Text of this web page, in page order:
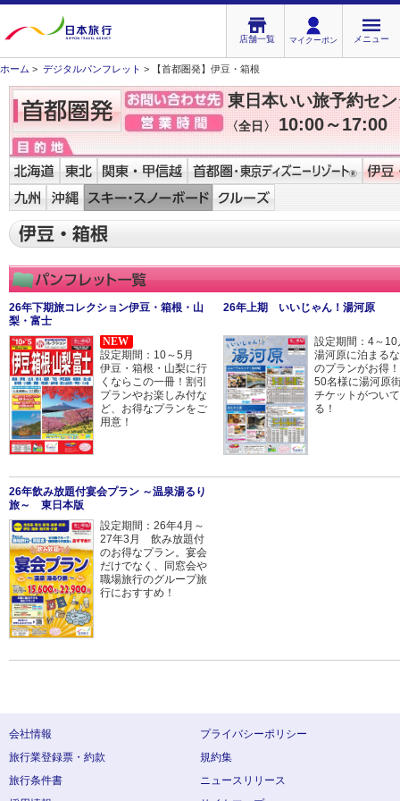
店舗一覧 マイクーポン メニュー
ホーム > デジタルパンフレット > 【首都圏発】伊豆・箱根
東日本いい旅予約セ
〈全日〉 10:00～17:00
26年下期旅コレクション伊豆・箱根・山
梨・富士
26年上期 いいじゃん！湯河原
NEW
設定期間：10～5月
伊豆・箱根・山梨に行
くならこの一冊！割引
プランやお楽しみ付な
ど、お得なプランをご
用意！
設定期間：4～
湯河原に泊まる
のプランがお得
50名様に湯河原
チケットがつい
る！
26年飲み放題付宴会プラン ～温泉湯るり
旅～ 東日本版
設定期間：26年4月～
27年3月 飲み放題付
のお得なプラン。宴会
だけでなく、同窓会や
職場旅行のグループ旅
行におすすめ！
会社情報
プライバシーポリシー
旅行業登録票・約款
規約集
旅行条件書
ニュースリリース